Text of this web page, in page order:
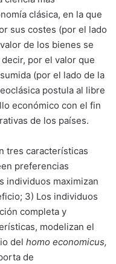
clásica, en la que
sus costes (por el lado
de los bienes se
por el valor que
(por el lado de la
postula al libre
económico con el fin
de los países.
tres características
preferencias
individuos maximizan
3) Los individuos
completa y
modelizan el
del homo economicus,
de